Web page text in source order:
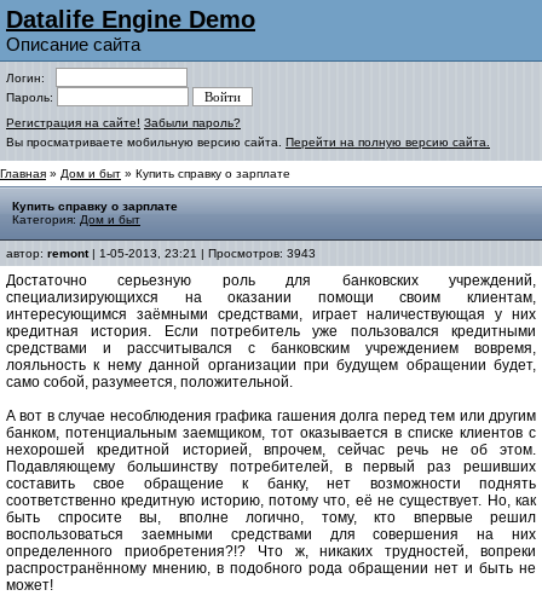
Datalife Engine Demo
Описание сайта
Логин:
Пароль:
Регистрация на сайте! Забыли пароль?
Вы просматриваете мобильную версию сайта. Перейти на полную версию сайта.
Главная » Дом и быт » Купить справку о зарплате
Купить справку о зарплате
Категория: Дом и быт
автор: remont| 1-05-2013, 23:21 | Просмотров: 3943
Достаточно серьезную роль для банковских учреждений,
специализирующихся на оказании помощи своим клиентам,
интересующимся заёмными средствами, играет наличествующая у них
кредитная история. Если потребитель уже пользовался кредитными
средствами и рассчитывался с банковским учреждением вовремя,
лояльность к нему данной организации при будущем обращении будет,
само собой, разумеется, положительной.
А вот в случае несоблюдения графика гашения долга перед тем или другим
банком, потенциальным заемщиком, тот оказывается в списке клиентов с
нехорошей кредитной историей, впрочем, сейчас речь не об этом.
Подавляющему большинству потребителей, в первый раз решивших
составить свое обращение к банку, нет возможности поднять
соответственно кредитную историю, потому что, её не существует. Но, как
быть спросите вы, вполне логично, тому, кто впервые решил
воспользоваться заемными средствами для совершения на них
определенного приобретения?!? Что ж, никаких трудностей, вопреки
распространённому мнению, в подобного рода обращении нет и быть не
может!